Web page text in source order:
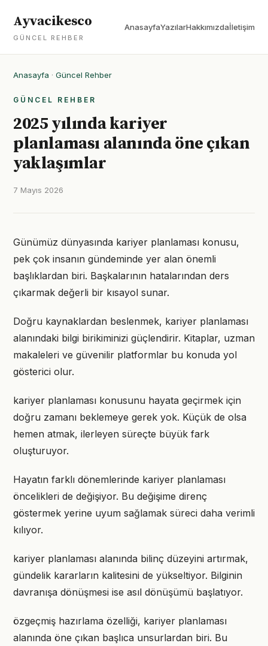
Ayvacikesco
GÜNCEL REHBER
AnasayfaYazılarHakkımızdaİletişim
Anasayfa · Güncel Rehber
GÜNCEL REHBER
2025 yılında kariyer
planlaması alanında öne çıkan
yaklaşımlar
7 Mayıs 2026
Günümüz dünyasında kariyer planlaması konusu,
pek çok insanın gündeminde yer alan önemli
başlıklardan biri. Başkalarının hatalarından ders
çıkarmak değerli bir kısayol sunar.
Doğru kaynaklardan beslenmek, kariyer planlaması
alanındaki bilgi birikiminizi güçlendirir. Kitaplar, uzman
makaleleri ve güvenilir platformlar bu konuda yol
gösterici olur.
kariyer planlaması konusunu hayata geçirmek için
doğru zamanı beklemeye gerek yok. Küçük de olsa
hemen atmak, ilerleyen süreçte büyük fark
oluşturuyor.
Hayatın farklı dönemlerinde kariyer planlaması
öncelikleri de değişiyor. Bu değişime direnç
göstermek yerine uyum sağlamak süreci daha verimli
kılıyor.
kariyer planlaması alanında bilinç düzeyini artırmak,
gündelik kararların kalitesini de yükseltiyor. Bilginin
davranışa dönüşmesi ise asıl dönüşümü başlatıyor.
özgeçmiş hazırlama özelliği, kariyer planlaması
alanında öne çıkan başlıca unsurlardan biri. Bu